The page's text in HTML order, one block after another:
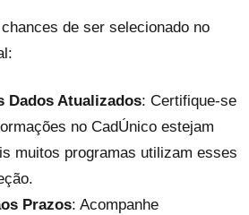
de ser selecionado no
Dados Atualizados: Certifique-se
no CadÚnico estejam
muitos programas utilizam esses
Prazos: Acompanhe